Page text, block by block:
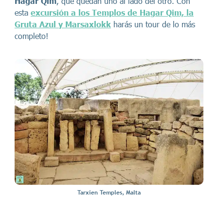
esta excursión a los Templos de Hagar Qim, la
Gruta Azul y Marsaxlokk harás un tour de lo más
completo!
Tarxien Temples, Malta